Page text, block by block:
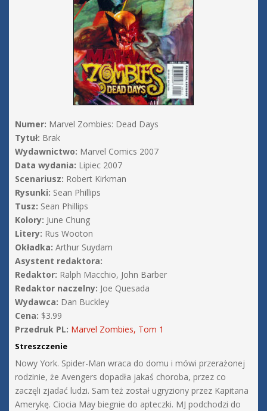
Numer: Marvel Zombies: Dead Days
Tytuł: Brak
Wydawnictwo: Marvel Comics 2007
Data wydania: Lipiec 2007
Scenariusz: Robert Kirkman
Rysunki: Sean Phillips
Tusz: Sean Phillips
Kolory: June Chung
Litery: Rus Wooton
Okładka: Arthur Suydam
Asystent redaktora:
Redaktor: Ralph Macchio, John Barber
Redaktor naczelny: Joe Quesada
Wydawca: Dan Buckley
Cena: $3.99
Przedruk PL: Marvel Zombies, Tom 1
Streszczenie
Nowy York. Spider-Man wraca do domu i mówi przerażonej
rodzinie, że Avengers dopadła jakaś choroba, przez co
zaczęli zjadać ludzi. Sam też został ugryziony przez Kapitana
Amerykę. Ciocia May biegnie do apteczki. MJ podchodzi do